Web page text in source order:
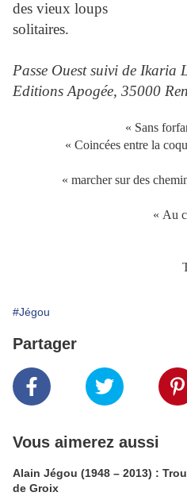
des vieux loups
solitaires.
Passe Ouest suivi de Ikaria
Editions Apogée, 35000
« Sans
« Coincées entre la
« marcher sur des
« Au
#Jégou
Partager
Vous aimerez aussi
Alain Jégou (1948 – 2013) :
de Groix